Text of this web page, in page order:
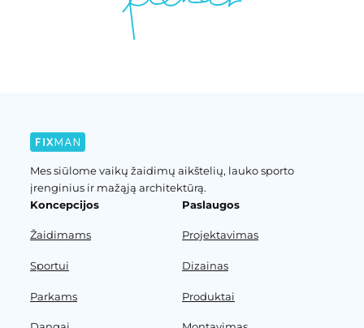
Mes siūlome vaikų žaidimų aikštelių, lauko sporto
įrenginius ir mažąją architektūrą.
Koncepcijos
Žaidimams
Sportui
Parkams
Paslaugos
Projektavimas
Dizainas
Produktai